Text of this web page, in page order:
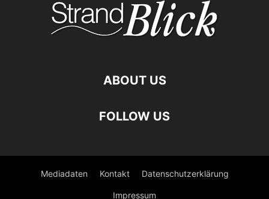
ABOUT US
FOLLOW US
Mediadaten Kontakt Datenschutzerklärung
Impressum